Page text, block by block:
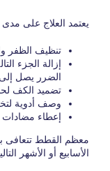
يعتمد العلاج على
تنظيف الظفر
إزالة الجزء
الضرر يصل
تضميد الكف
وصف أدوية
إعطاء مضادات
معظم القطط تتعافى
الأسابيع أو الأشهر